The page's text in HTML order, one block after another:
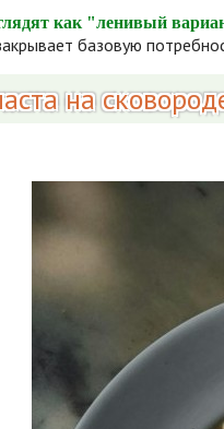
полезные
добавки
как "ленивый
базовую
на